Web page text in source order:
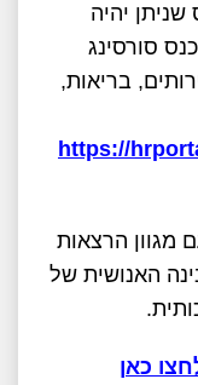
3 כנסי גיוס שניתן יהיה
סורסינג
בריאות,
https://
מגוון הרצאות
האנושית של
כאן